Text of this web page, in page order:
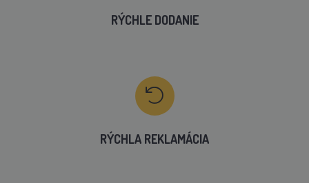
RÝCHLE DODANIE
RÝCHLA REKLAMÁCIA